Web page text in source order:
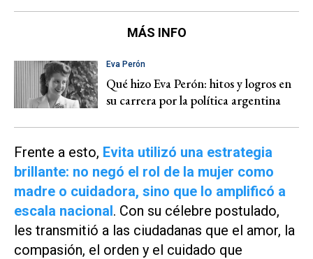
MÁS INFO
Eva Perón
Qué hizo Eva Perón: hitos y logros en
su carrera por la política argentina
Frente a esto, Evita utilizó una estrategia
brillante: no negó el rol de la mujer como
madre o cuidadora, sino que lo amplificó a
escala nacional. Con su célebre postulado,
les transmitió a las ciudadanas que el amor, la
compasión, el orden y el cuidado que